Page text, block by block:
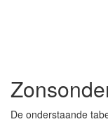
De onderstaande